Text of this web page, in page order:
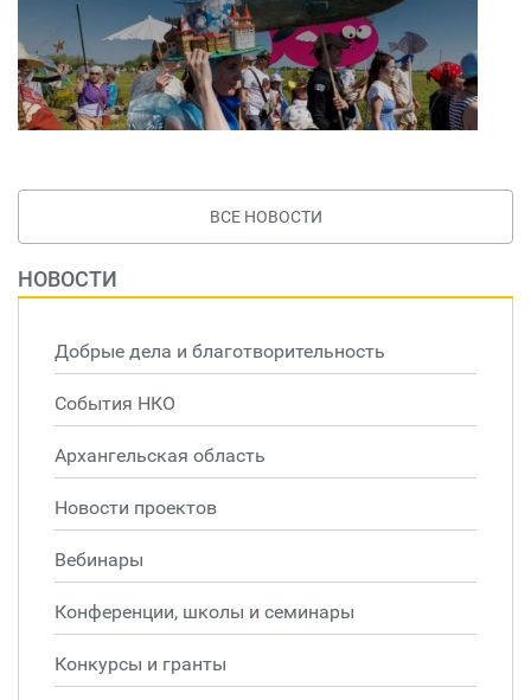
ВСЕ НОВОСТИ
НОВОСТИ
Добрые дела и благотворительность
События НКО
Архангельская область
Новости проектов
Вебинары
Конференции, школы и семинары
Конкурсы и гранты